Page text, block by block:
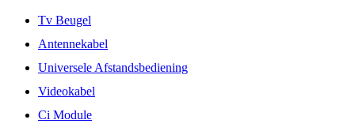
Tv Beugel
Antennekabel
Universele Afstandsbediening
Videokabel
Ci Module